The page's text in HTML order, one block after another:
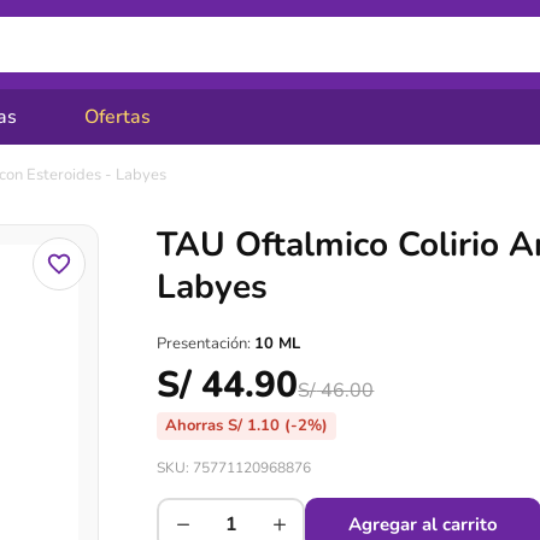
Ofertas
Esteroides - Labyes
TAU Oftalmico Colirio
Labyes
S/ 44.90S/46.00
AhorrasS/ 1.10 (-2%)
SKU: 75771120968876
Presentación: 10 ML
− + Agregar al carrito